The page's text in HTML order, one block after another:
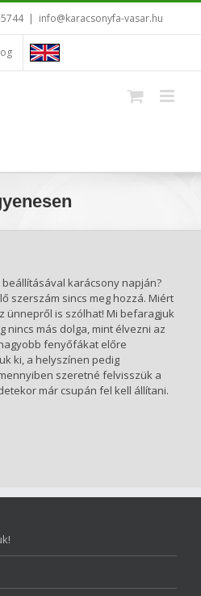
| info@karacsonyfa-vasar.hu
karácsony napján?
szerszám sincs meg hozzá. Miért
ünnepről is szólhat! Mi befaragjuk
nincs más dolga, mint élvezni az
fenyőfákat előre
ki, a helyszínen pedig
szeretné felvisszük a
már csupán fel kell állítani.